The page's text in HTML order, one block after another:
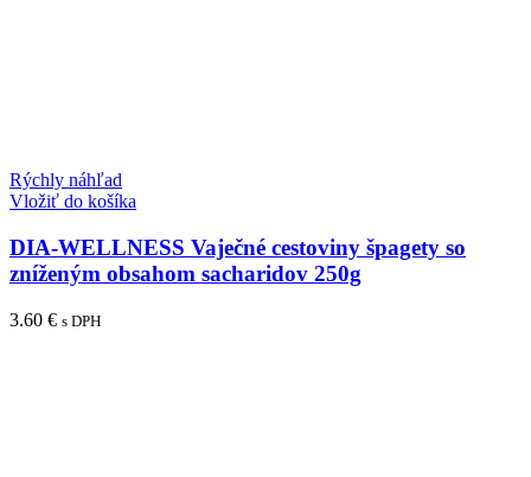
Rýchly náhľad
Vložiť do košíka
DIA-WELLNESS Vaječné cestoviny špagety so
zníženým obsahom sacharidov 250g
3.60 € s DPH